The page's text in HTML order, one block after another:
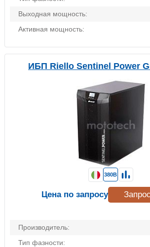
Выходная мощность:
Активная мощность:
ИБП Riello Sentinel Power
Производитель:
Тип фазности:
380В
Цена по запросу